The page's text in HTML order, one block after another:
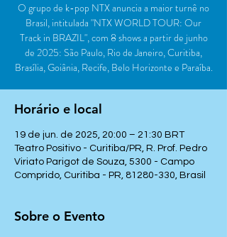
O grupo de k-pop NTX anuncia a maior turnê no
Brasil, intitulada "NTX WORLD TOUR: Our
Track in BRAZIL", com 8 shows a partir de junho
de 2025: São Paulo, Rio de Janeiro, Curitiba,
Brasília, Goiânia, Recife, Belo Horizonte e Paraíba.
Horário e local
19 de jun. de 2025, 20:00 – 21:30 BRT
Teatro Positivo - Curitiba/PR, R. Prof. Pedro
Viriato Parigot de Souza, 5300 - Campo
Comprido, Curitiba - PR, 81280-330, Brasil
Sobre o Evento